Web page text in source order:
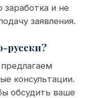
заработка и не
заявления.
русски?
консультации.
обсудить ваше